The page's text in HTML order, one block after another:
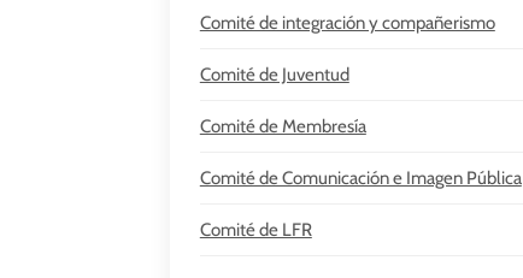
Comité de integración y compañerismo
Comité de Juventud
Comité de Membresía
Comité de Comunicación e Imagen Pública
Comité de LFR